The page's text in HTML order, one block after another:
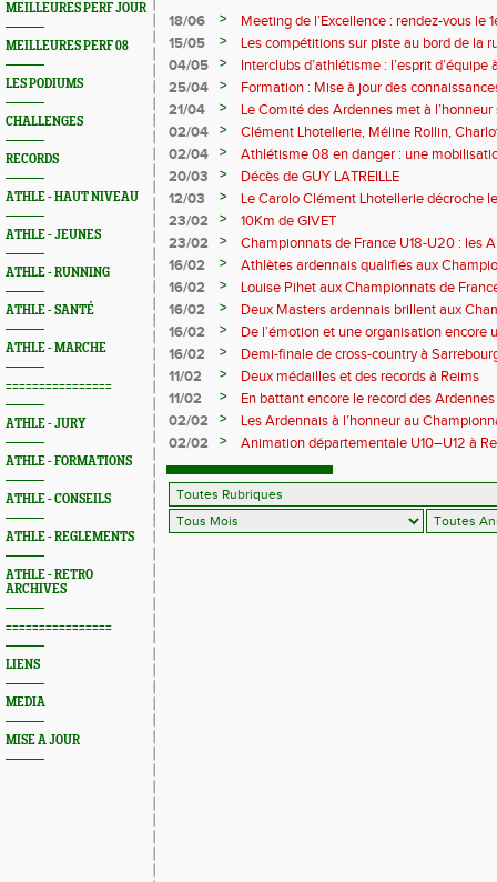
MEILLEURES PERF JOUR
MEILLEURES PERF 08
LES PODIUMS
CHALLENGES
RECORDS
ATHLE - HAUT NIVEAU
ATHLE - JEUNES
ATHLE - RUNNING
ATHLE - SANTÉ
ATHLE - MARCHE
================
ATHLE - JURY
ATHLE - FORMATIONS
ATHLE - CONSEILS
ATHLE - REGLEMENTS
ATHLE - RETRO
ARCHIVES
================
LIENS
MEDIA
MISE A JOUR
18/06 >
Meeting de l’Excellence : rendez-vous le
15/05
>
Les compétitions sur piste au bord de la
04/05
>
Interclubs d’athlétisme : l’esprit d’équipe
rempart contre la sédentarité des jeunes
25/04 >
Formation : Mise à jour des
M372)
21/04 >
Le Comité des Ardennes met à
02/04
>
Clément Lhotellerie, Méline Rollin,
prolifique pour les coureurs ardennais
02/04 >
Athlétisme 08 en danger : une
20/03
>
Décès de GUY LATREILLE
12/03
>
Le Carolo Clément Lhotellerie décroche
master de cross-country
23/02 >
10Km de GIVET
23/02
>
Championnats de France U18-U20 : les
Val-de-Reuil
16/02 >
Athlètes ardennais qualifiés aux
en salle
16/02 >
Louise Pihet aux Championnats de
16/02
>
Deux Masters ardennais brillent aux
Saint‑Brieuc
16/02 >
De l’émotion et une organisation encore
Trail 2026
16/02 >
Demi-finale de cross-country à
boue… et à la fête !
11/02 >
Deux médailles et des records à Reims
11/02
>
En battant encore le record des
Pihet ira aux championnats de France
02/02 >
Les Ardennais à l’honneur au
02/02
>
Animation départementale U10–U12 à